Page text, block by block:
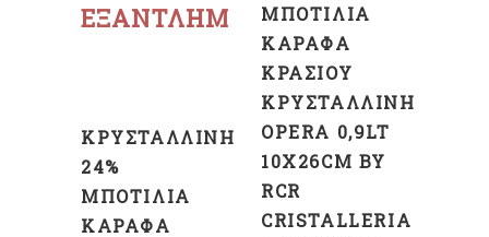
ΕΞΑΝΤΛΗΜΈΝΟ
ΚΡΥΣΤΆΛΛΙΝΗ
24%
ΜΠΟΤΊΛΙΑ
ΚΑΡΆΦΑ
ΜΠΟΤΊΛΙΑ
ΚΑΡΆΦΑ
ΚΡΑΣΙΟΎ
ΚΡΥΣΤΆΛΛΙΝΗ
OPERA 0,9LT
10X26CM BY
RCR
CRISTALLERIA